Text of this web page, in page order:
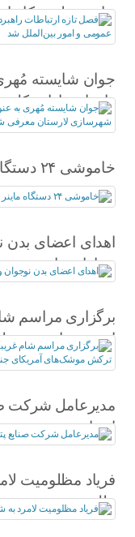
حاجی‌دولو
شد
جوان شایسته
راهداری اداره
شد
خاموشی ۲۴ دستگاه ماینر فاقد مجوز در لامرد
اهدای اعضای بدن
بیماران نیازمند شد
برگزاری مراسم
اسدی نژاد» در
آمریکای جنایتکار
مدیرعامل شرکت
انتخاب شد
فریاد مظلومیت
ملل رسید